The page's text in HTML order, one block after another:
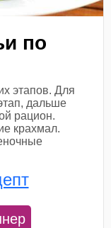
по
этапов. Для
дальше
рацион.
крахмал.